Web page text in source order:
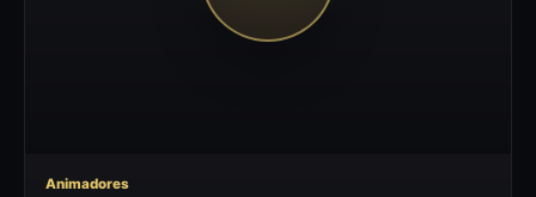
Animadores